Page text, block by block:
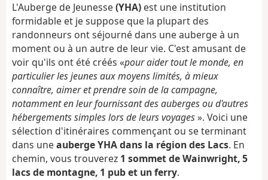
t
L'Auberge de Jeunesse (YHA)est une institution
formidable et je suppose que la plupart des
randonneurs ont séjourné dans une auberge à un
moment ou à un autre de leur vie. C'est amusant de
voir qu'ils ont été créés «pour aider tout le monde, en
particulier les jeunes aux moyens limités, à mieux
connaître, aimer et prendre soin de la campagne,
notamment en leur fournissant des auberges ou d'autres
hébergements simples lors de leurs voyages». Voici une
sélection d'itinéraires commençant ou se terminant
dans une auberge YHA dans la région des Lacs. En
chemin, vous trouverez 1 sommet de Wainwright, 5
lacs de montagne, 1 pub et un ferry.